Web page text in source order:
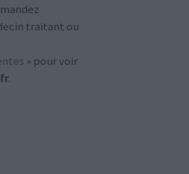
traitant ou
» pour voir
.